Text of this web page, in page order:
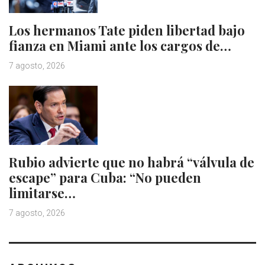
Los hermanos Tate piden libertad bajo
fianza en Miami ante los cargos de…
7 agosto, 2026
Rubio advierte que no habrá “válvula de
escape” para Cuba: “No pueden
limitarse…
7 agosto, 2026